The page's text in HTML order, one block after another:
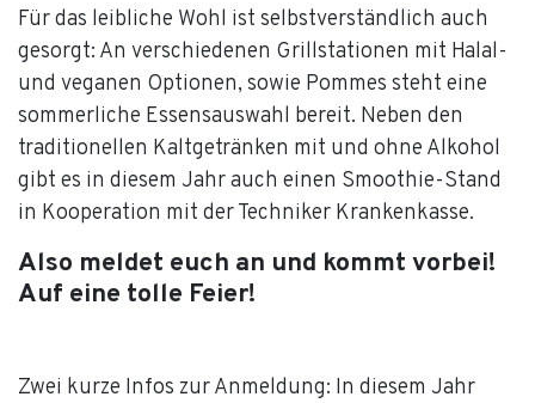
Für das leibliche Wohl ist selbstverständlich auch
gesorgt: An verschiedenen Grillstationen mit Halal-
und veganen Optionen, sowie Pommes steht eine
sommerliche Essensauswahl bereit. Neben den
traditionellen Kaltgetränken mit und ohne Alkohol
gibt es in diesem Jahr auch einen Smoothie-Stand
in Kooperation mit der Techniker Krankenkasse.
Also meldet euch an und kommt vorbei!
Auf eine tolle Feier!
Zwei kurze Infos zur Anmeldung: In diesem Jahr